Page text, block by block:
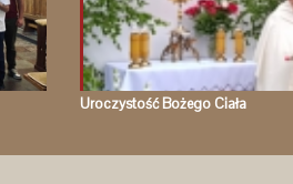
Uroczystość Bożego Ciała